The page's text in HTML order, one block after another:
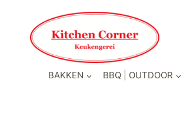
inhoud
BAKKEN BBQ | OUTDOOR